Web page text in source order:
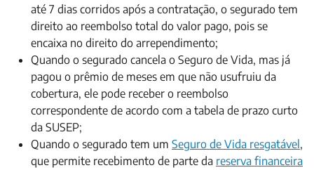
até 7 dias corridos após a contratação, o segurado tem
direito ao reembolso total do valor pago, pois se
encaixa no direito do arrependimento;
Quando o segurado cancela o Seguro de Vida, mas já
pagou o prêmio de meses em que não usufruiu da
cobertura, ele pode receber o reembolso
correspondente de acordo com a tabela de prazo curto
da SUSEP;
Quando o segurado tem um Seguro de Vida resgatável ,
que permite recebimento de parte da reserva financeira